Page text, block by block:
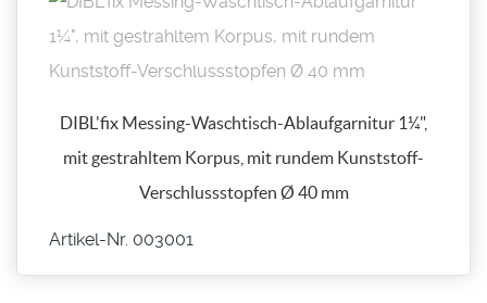
DIBL'fix Messing-Waschtisch-Ablaufgarnitur 1¼",
mit gestrahltem Korpus, mit rundem Kunststoff-
Verschlussstopfen Ø 40 mm
Artikel-Nr. 003001